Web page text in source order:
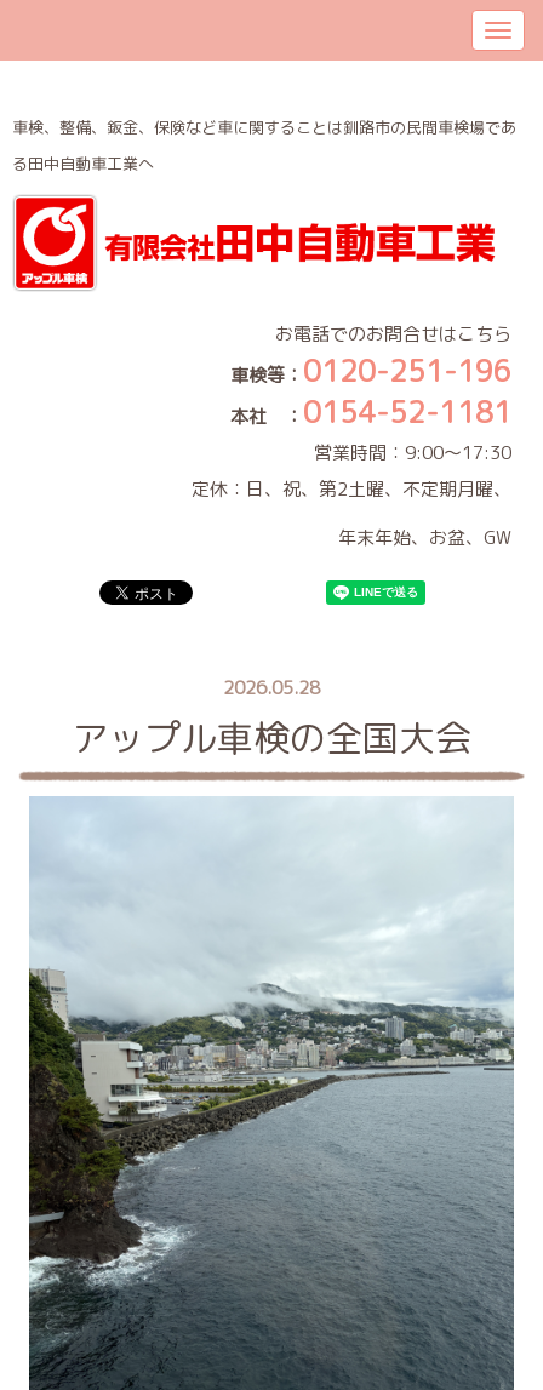
車検、整備、鈑金、保険など車に関することは釧路市の民間車検場であ
る田中自動車工業へ
お電話でのお問合せはこちら
車検等： 0120-251-196
本社 ： 0154-52-1181
営業時間：9:00～17:30
定休：日、祝、第2土曜、不定期月曜、
年末年始、お盆、GW
2026.05.28
アップル車検の全国大会